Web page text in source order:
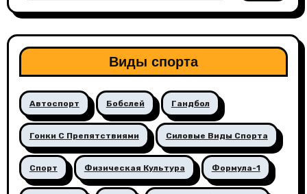
Виды спорта
Автоспорт Бобслей Гандбол
Гонки С Препятствиями Силовые Виды Спорта
Спорт Физическая Культура Формула-1